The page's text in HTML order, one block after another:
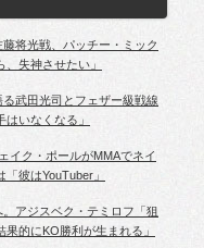
藤将光戦、パッチー・ミック
失神させたい」
る武田光司とフェザー級戦線
はいなくなる」
イク・ポールがMMAでネイ
彼はYouTuber」
。アジスベク・テミロフ「狙
的にKO勝利が生まれる」